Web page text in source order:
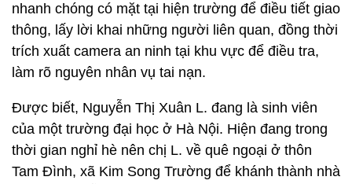
nhanh chóng có mặt tại hiện trường để điều tiết giao
thông, lấy lời khai những người liên quan, đồng thời
trích xuất camera an ninh tại khu vực để điều tra,
làm rõ nguyên nhân vụ tai nạn.
Được biết, Nguyễn Thị Xuân L. đang là sinh viên
của một trường đại học ở Hà Nội. Hiện đang trong
thời gian nghỉ hè nên chị L. về quê ngoại ở thôn
Tam Đình, xã Kim Song Trường để khánh thành nhà